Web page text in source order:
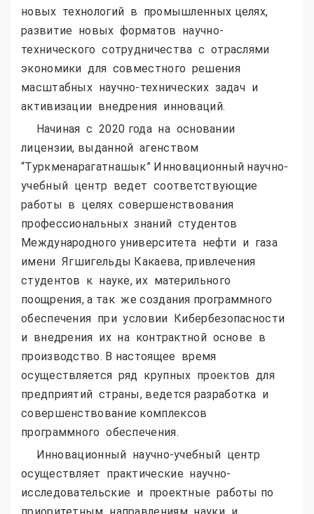
новых технологий в промышленных целях,
развитие новых форматов научно-
технического сотрудничества с отраслями
экономики для совместного решения
масштабных научно-технических задач и
активизации внедрения инноваций.
Начиная с 2020 года на основании
лицензии, выданной агенством
“Туркменарагатнашык” Инновационный научно-
учебный центр ведет соответствующие
работы в целях совершенствования
профессиональных знаний студентов
Международного университета нефти и газа
имени Ягшигельды Какаева, привлечения
студентов к науке, их материльного
поощрения, а так же создания программного
обеспечения при условии Кибербезопасности
и внедрения их на контрактной основе в
производство. В настоящее время
осуществляется ряд крупных проектов для
предприятий страны, ведется разработка и
совершенствование комплексов
программного обеспечения.
Инновационный научно-учебный центр
осуществляет практические научно-
исследовательские и проектные работы по